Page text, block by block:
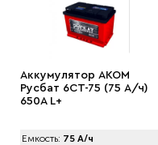
Аккумулятор AKOM
Русбат 6СТ-75 (75 А/ч)
650A L+
Емкость: 75 А/ч